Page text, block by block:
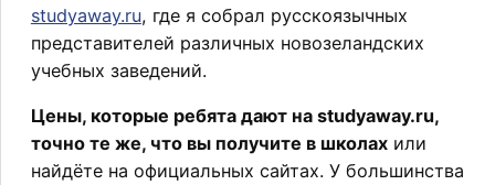
studyaway.ru, где я собрал русскоязычных
представителей различных новозеландских
учебных заведений.
Цены, которые ребята дают на studyaway.ru,
точно те же, что вы получите в школахили
найдёте на официальных сайтах. У большинства